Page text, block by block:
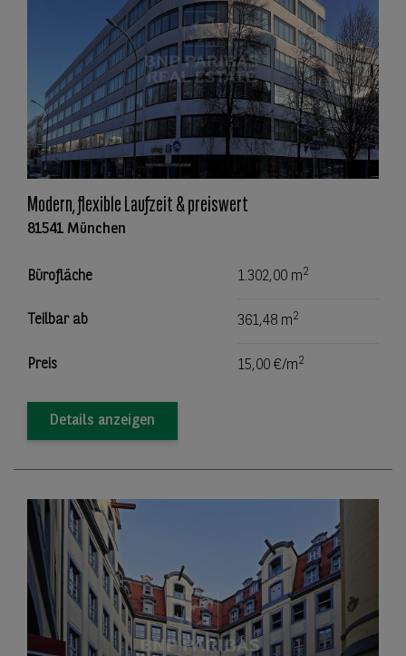
Modern, flexible Laufzeit & preiswert
81541 München
Bürofläche 1.302,00 m2
Teilbar ab 361,48 m2
Preis 15,00 €/m2
Details anzeigen